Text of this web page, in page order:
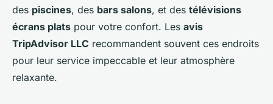
des piscines, des bars salons, et des télévisions
écrans plats pour votre confort. Les avis
TripAdvisor LLC recommandent souvent ces endroits
pour leur service impeccable et leur atmosphère
relaxante.